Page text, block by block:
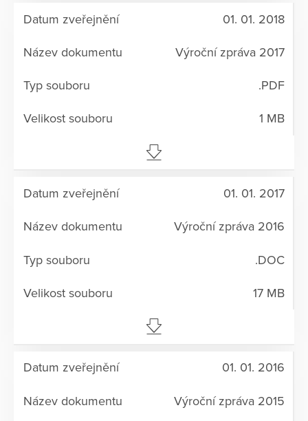
01. 01. 2018
Výroční zpráva 2017
.PDF
1 MB
01. 01. 2017
Výroční zpráva 2016
.DOC
17 MB
01. 01. 2016
Výroční zpráva 2015